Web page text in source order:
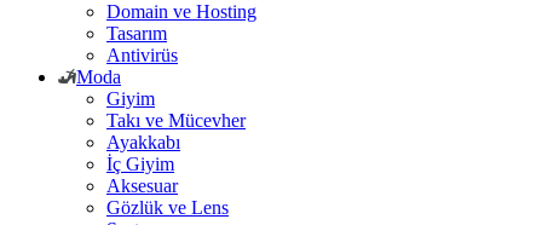
Domain ve Hosting
Tasarım
Antivirüs
Moda
Giyim
Takı ve Mücevher
Ayakkabı
İç Giyim
Aksesuar
Gözlük ve Lens